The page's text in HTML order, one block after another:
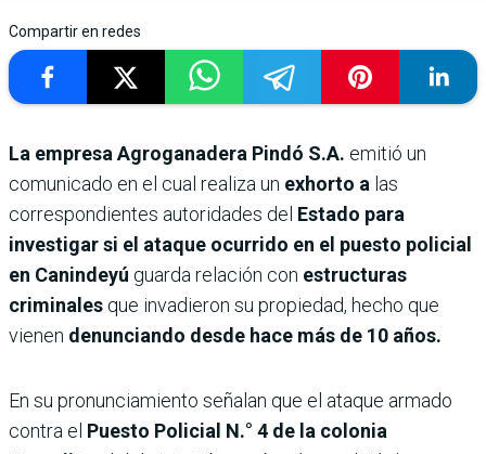
Compartir en redes
La empresa Agroganadera Pindó S.A. emitió un
comunicado en el cual realiza un exhorto a las
correspondientes autoridades del Estado para
investigar si el ataque ocurrido en el puesto policial
en Canindeyú guarda relación con estructuras
criminales que invadieron su propiedad, hecho que
vienen denunciando desde hace más de 10 años.
En su pronunciamiento señalan que el ataque armado
contra el Puesto Policial N.° 4 de la colonia